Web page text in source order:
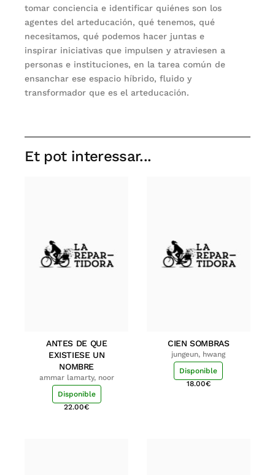
tomar conciencia e identificar quiénes son los
agentes del arteducación, qué tenemos, qué
necesitamos, qué podemos hacer juntas e
inspirar iniciativas que impulsen y atraviesen a
personas e instituciones, en la tarea común de
ensanchar ese espacio híbrido, fluido y
transformador que es el arteducación.
Et pot interessar...
ANTES DE QUE
EXISTIESE UN
NOMBRE
ammar lamarty, noor
Disponible
22.00€
CIEN SOMBRAS
jungeun, hwang
Disponible
18.00€